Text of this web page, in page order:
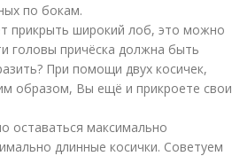
по бокам.
прикрыть широкий лоб, это можно
головы причёска должна быть
При помощи двух косичек,
образом, Вы ещё и прикроете свои
оставаться максимально
длинные косички. Советуем